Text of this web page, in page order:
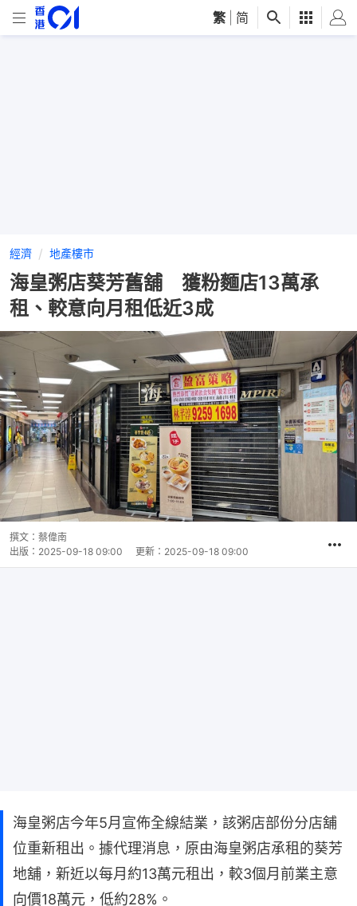
繁 简
經濟 地產樓市
海皇粥店葵芳舊舖 獲粉麵店13萬承
租、較意向月租低近3成
撰文： 蔡偉南
出版： 2025-09-18 09:00 更新： 2025-09-18 09:00
海皇粥店今年5月宣佈全線結業，該粥店部份分店舖
位重新租出。據代理消息，原由海皇粥店承租的葵芳
地舖，新近以每月約13萬元租出，較3個月前業主意
向價18萬元，低約28%。